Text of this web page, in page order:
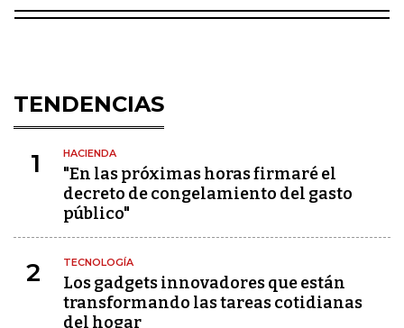
TENDENCIAS
1 HACIENDA
"En las próximas horas firmaré el
decreto de congelamiento del gasto
público"
2 TECNOLOGÍA
Los gadgets innovadores que están
transformando las tareas cotidianas
del hogar